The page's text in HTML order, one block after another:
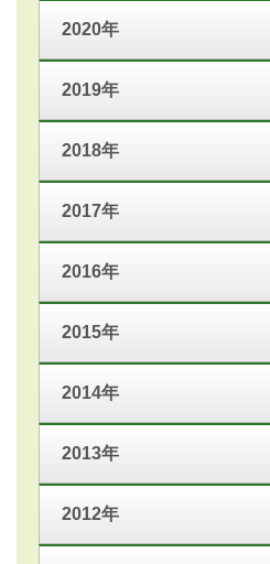
2020年
2019年
2018年
2017年
2016年
2015年
2014年
2013年
2012年